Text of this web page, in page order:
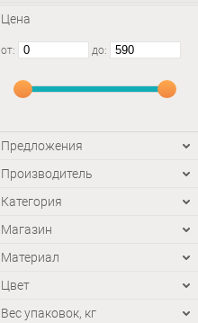
Цена
от: до:
Предложения
Производитель
Категория
Магазин
Материал
Цвет
Вес упаковок, кг